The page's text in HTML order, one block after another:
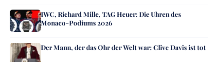
IWC, Richard Mille, TAG Heuer: Die Uhren des
Monaco-Podiums 2026
Der Mann, der das Ohr der Welt war: Clive Davis ist tot